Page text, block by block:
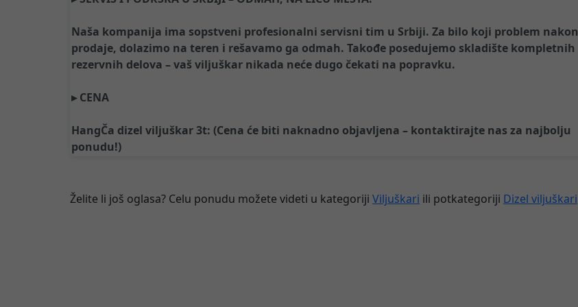
Naša kompanija ima sopstveni profesionalni servisni tim u Srbiji. Za bilo koji problem nakon
prodaje, dolazimo na teren i rešavamo ga odmah. Takođe posedujemo skladište kompletnih
rezervnih delova – vaš viljuškar nikada neće dugo čekati na popravku.
▸ CENA
HangČa dizel viljuškar 3t: (Cena će biti naknadno objavljena – kontaktirajte nas za najbolju
ponudu!)
Želite li još oglasa? Celu ponudu možete videti u kategoriji Viljuškari ili potkategoriji Dizel viljuškari